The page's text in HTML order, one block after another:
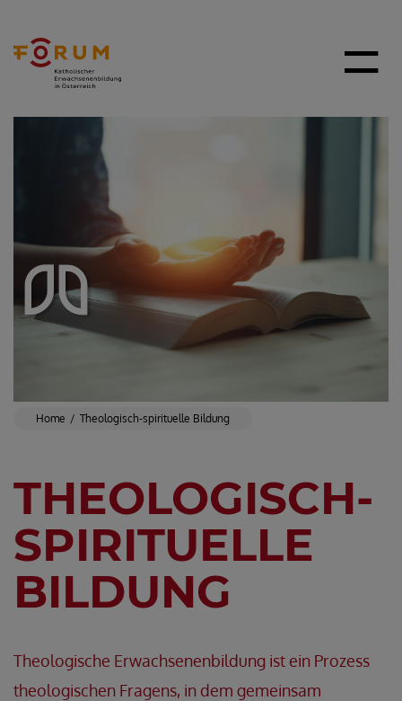
Home Theologisch-spirituelle Bildung
THEOLOGISCH-
SPIRITUELLE
BILDUNG
Theologische Erwachsenenbildung ist ein Prozess
theologischen Fragens, in dem gemeinsam